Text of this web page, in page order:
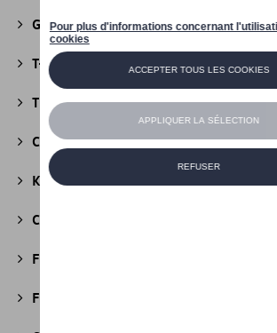
Golf Collection(24)
T-Roc Collection(18)
Tiguan Collection(5)
California Collection(18)
Kids Collection
Cobi
Fire & Ice Collection
Football Collection